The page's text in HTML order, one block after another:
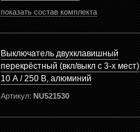
показать состав комплекта
Выключатель двухклавишный
перекрёстный (вкл/выкл с 3-х мест)
10 А / 250 В, алюминий
Артикул: NU521530